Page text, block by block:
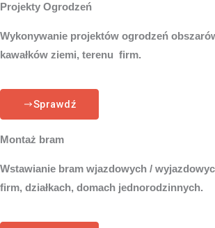
Projekty Ogrodzeń
Wykonywanie projektów ogrodzeń
kawałków ziemi, terenu firm.
Sprawdź
Montaż bram
Wstawianie bram wjazdowych /
firm, działkach, domach jednorodzinnych.